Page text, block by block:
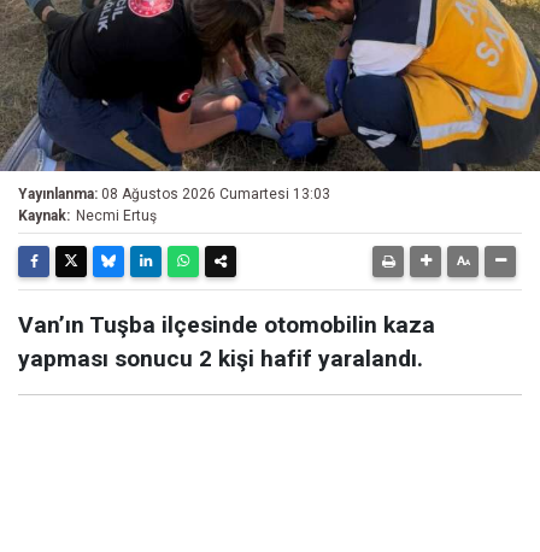
Yayınlanma: 08 Ağustos 2026 Cumartesi 13:03
Kaynak: Necmi Ertuş
Van’ın Tuşba ilçesinde otomobilin kaza
yapması sonucu 2 kişi hafif yaralandı.